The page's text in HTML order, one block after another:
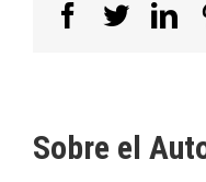
Facebook
Twitter
Sobre el